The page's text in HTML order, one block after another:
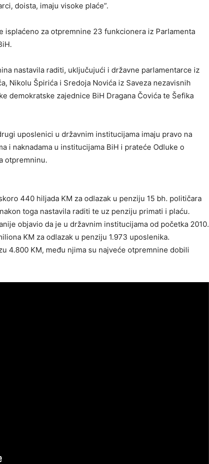
doista, imaju visoke plaće”.
isplaćeno za otpremnine 23 funkcionera iz Parlamenta
nastavila raditi, uključujući i državne parlamentarce iz
Nikolu Špirića i Sredoja Novića iz Saveza nezavisnih
demokratske zajednice BiH Dragana Čovića te Šefika
uposlenici u državnim institucijama imaju pravo na
i naknadama u institucijama BiH i prateće Odluke o
otpremninu.
440 hiljada KM za odlazak u penziju 15 bh. političara
toga nastavila raditi te uz penziju primati i plaću.
objavio da je u državnim institucijama od početka 2010.
KM za odlazak u penziju 1.973 uposlenika.
4.800 KM, među njima su najveće otpremnine dobili